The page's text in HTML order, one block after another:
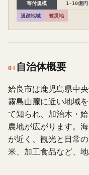
寄付規模 1-10億円
過疎地域 被災地
01 自治体概要
姶良市は鹿児島県中
霧島山麓に近い地域
て知られ、加治木・
農地が広がります。
が近く、観光と日常
米、加工食品など、